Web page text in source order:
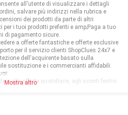
all'utente di visualizzare i dettagli
salvare più indirizzi nella rubrica e
dei prodotti da parte di altri
per i tuoi prodotti preferiti e amp;Paga a tuo
di pagamento sicure.
a offerte fantastiche e offerte esclusive
per il servizio clienti ShopClues 24x7 e
dell'acquirente basato sulla
sostituzione e i commercianti affidabili.
alle offerte quotidiane, agli sconti festivi
Mostra altro